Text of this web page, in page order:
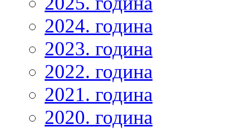
2024. година
2023. година
2022. година
2021. година
2020. година